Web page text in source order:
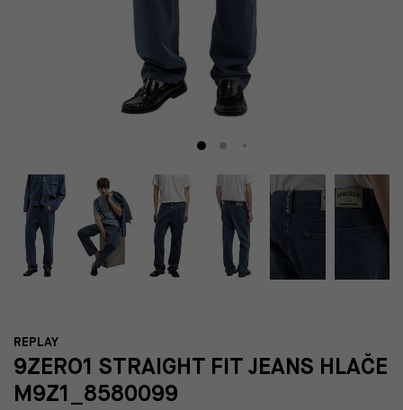
REPLAY
9ZERO1 STRAIGHT FIT JEANS HLAČE
M9Z1_8580099